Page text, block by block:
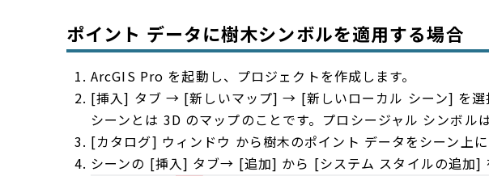
ポイント データに樹木シンボルを適用する場合
ArcGIS Pro を起動し、プロジェクトを作成します。
[挿入] タブ → [新しいマップ] → [新しいローカル シーン] を選
シーンとは 3D のマップのことです。プロシージャル シンボル
[カタログ] ウィンドウ から樹木のポイント データをシーン上
シーンの [挿入] タブ→ [追加] から [システム スタイルの追加]